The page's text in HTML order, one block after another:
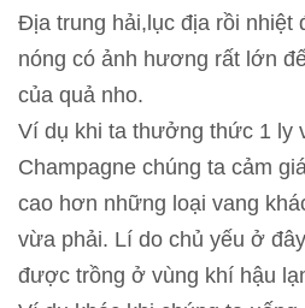
Địa trung hải,lục địa rồi nhiệt
nóng có ảnh hương rất lớn
của quả nho.
Ví dụ khi ta thưởng thức 1 ly
Champagne chúng ta cảm
cao hơn những loại vang
vừa phải. Lí do chủ yếu ở
được trồng ở vùng khí hậu